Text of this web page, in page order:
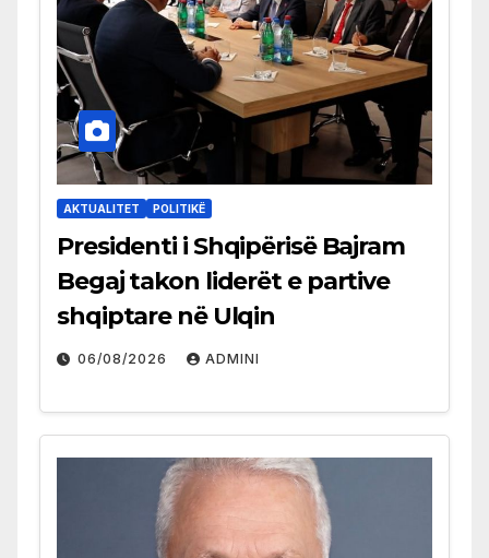
AKTUALITET POLITIKË
Presidenti i Shqipërisë Bajram
Begaj takon liderët e partive
shqiptare në Ulqin
06/08/2026 ADMINI